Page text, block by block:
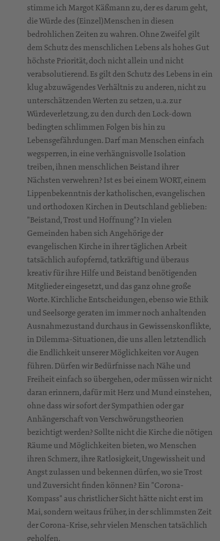
stimme ich Margot Käßmann zu, der es darum geht,
die Würde des (Einzel)Menschen in diesen
bedrohlichen Zeiten zu wahren. Ohne Zweifel gilt
dem Schutz des menschlichen Lebens als hohes Gut
höchste Priorität, doch nicht allein und nicht
verabsolutierend. Es gilt den Schutz des Lebens in ein
klug abzuwägendes Verhältnis zu anderen, nicht zu
unterschätzenden Werten zu setzen, u.a. zur
Würdeverletzung, zu den durch den Lock-down
bedingten schlimmen Folgen bis hin zu
Lebensgefährdungen. Darf man Menschen einfach
wegsperren, in eine verhängnisvolle Isolation
treiben, ihnen menschlichen Beistand ihrer
Nächsten verwehren? Ist es bei einem WORT, einem
Lippenbekenntnis der katholischen, evangelischen
und orthodoxen Kirchen in Deutschland geblieben:
"Beistand, Trost und Hoffnung"? In vielen
Gemeinden haben sich Angehörige der
evangelischen Kirche in ihrer täglichen Arbeit
tatsächlich aufopfernd, tatkräftig und überaus
kreativ für ihre Hilfe und Beistand benötigenden
Mitglieder eingesetzt, und das ganz ohne große
Worte. Kirchliche Entscheidungen, ebenso wie Ethik
und Seelsorge geraten im immer noch anhaltenden
Ausnahmezustand durchaus in Gewissenskonflikte,
in Dilemma-Situationen, die uns allen letztendlich
die Endlichkeit unserer Möglichkeiten vor Augen
führen. Dürfen wir Bedürfnisse nach Nähe und
Freiheit einfach so übergehen, oder müssen wir nicht
daran erinnern, dafür mit Herz und Mund einstehen,
ohne dass wir sofort der Sympathien oder gar
Anhängerschaft von Verschwörungstheorien
bezichtigt werden? Sollte nicht die Kirche die nötigen
Räume und Möglichkeiten bieten, wo Menschen
ihren Schmerz, ihre Ratlosigkeit, Ungewissheit und
Angst zulassen und bekennen dürfen, wo sie Trost
und Zuversicht finden können? Ein "Corona-
Kompass" aus christlicher Sicht hätte nicht erst im
Mai, sondern weitaus früher, in der schlimmsten Zeit
der Corona-Krise, sehr vielen Menschen tatsächlich
geholfen.